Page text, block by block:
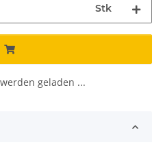
Stk
geladen ...